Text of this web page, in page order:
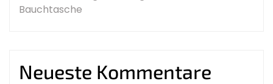
Bauchtasche
Neueste Kommentare